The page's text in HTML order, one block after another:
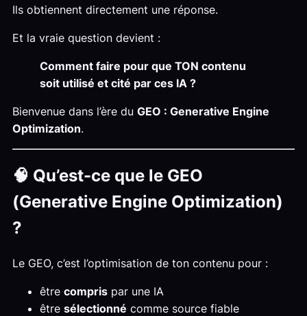
Ils obtiennent directement une réponse.
Et la vraie question devient :
Comment faire pour que TON contenu
soit utilisé et cité par ces IA ?
Bienvenue dans l’ère du GEO : Generative Engine
Optimization.
🧠 Qu’est-ce que le GEO
(Generative Engine Optimization)
?
Le GEO, c’est l’optimisation de ton contenu pour :
être compris par une IA
être sélectionné comme source fiable